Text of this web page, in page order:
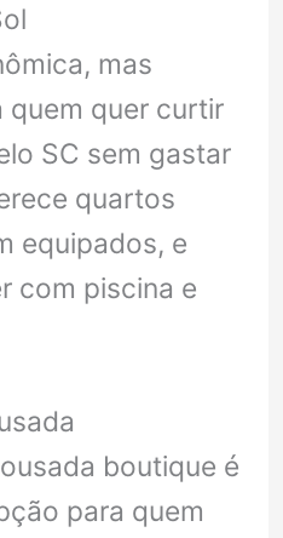
mas
quer curtir
SC sem gastar
quartos
equipados, e
com piscina e
boutique é
para quem